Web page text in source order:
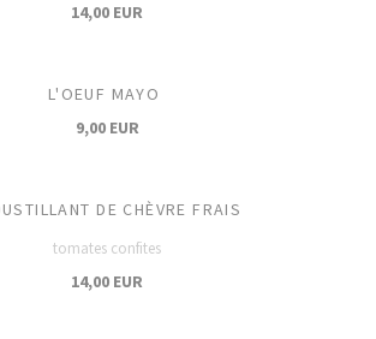
14,00 EUR
L'OEUF MAYO
9,00 EUR
DE CHÈVRE FRAIS
tomates confites
14,00 EUR